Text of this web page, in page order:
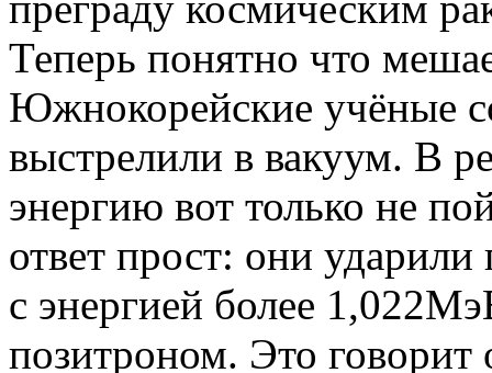
Теперь понятно что
Южнокорейские учёные
выстрелили в вакуум. В
энергию вот только не
ответ прост: они
с энергией более
позитроном. Это говорит